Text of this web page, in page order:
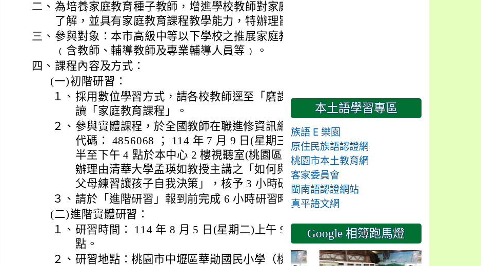
二、 為培養家庭教育種子教師，增進學校教師對家庭教育議題之
了解，並具有家庭教育課程教學能力，特辦理旨揭研習。
三、 參與對象：本市高級中等以下學校之推展家庭教育工作人員
﹙含教師、輔導教師及專業輔導人員等﹚。
四、 課程內容及方式：
(一)初階研習：
１、 採用數位學習方式，請各校教師逕至「磨課師平台」修
讀「家庭教育課程」。
２、 參與實體課程，於全國教師在職進修資訊網，報名課程
代碼： 4856068 ； 114 年 7 月 9 日(星期三)下午 1 點
半至下午 4 點於本中心 2 樓視聽室(桃園區莒光街 1 號)
辦理由清華大學孟瑛如教授主講之「如何與情障學生的
父母練習讓孩子自我決策」，核予 3 小時研習時數。
３、 請於「進階研習」報到前完成 6 小時研習時數。
(二)進階實體研習：
１、 研習時間： 114 年 8 月 5 日(星期二)上午 9 點至下午 4
點。
２、 研習地點：桃園市中壢區華勛國民小學（桃園市中壢區
本土語學習專區
族語 E 樂園
原住民族語認證網
桃園市本土教育網
客家委員會
閩南語認證網站
真平語文網
Google 相簿跑馬燈
2024-11-14 六年